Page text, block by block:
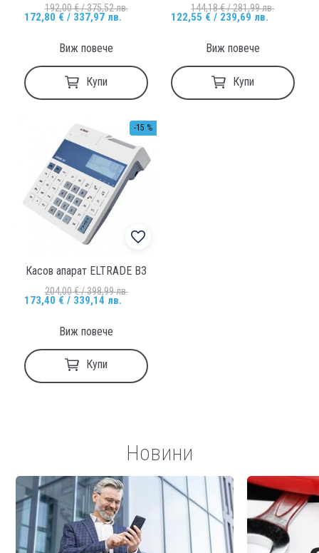
192,00 € / 375,52 лв.
172,80 € / 337,97 лв.
Купи
Виж повече
144,18 € / 281,99 лв.
122,55 € / 239,69 лв.
Купи
Виж повече
Касов апарат ELTRADE B3
204,00 € / 398,99 лв.
173,40 € / 339,14 лв.
-15 %
Купи
Виж повече
Новини